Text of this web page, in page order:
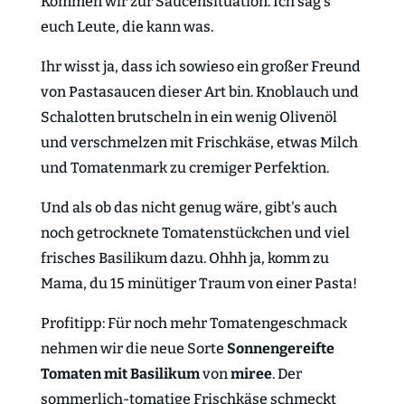
euch Leute, die kann was.
Ihr wisst ja, dass ich sowieso ein großer Freund
von Pastasaucen dieser Art bin. Knoblauch und
Schalotten brutscheln in ein wenig Olivenöl
und verschmelzen mit Frischkäse, etwas Milch
und Tomatenmark zu cremiger Perfektion.
Und als ob das nicht genug wäre, gibt's auch
noch getrocknete Tomatenstückchen und viel
frisches Basilikum dazu. Ohhh ja, komm zu
Mama, du 15 minütiger Traum von einer Pasta!
Profitipp: Für noch mehr Tomatengeschmack
nehmen wir die neue Sorte Sonnengereifte
Tomaten mit Basilikumvon miree. Der
sommerlich-tomatige Frischkäse schmeckt